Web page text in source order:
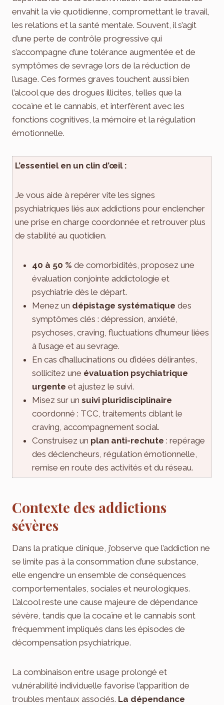
envahit la vie quotidienne, compromettant le travail,
les relations et la santé mentale. Souvent, il s’agit
d’une perte de contrôle progressive qui
s’accompagne d’une tolérance augmentée et de
symptômes de sevrage lors de la réduction de
l’usage. Ces formes graves touchent aussi bien
l’alcool que des drogues illicites, telles que la
cocaïne et le cannabis, et interfèrent avec les
fonctions cognitives, la mémoire et la régulation
émotionnelle.
L’essentiel en un clin d’œil :
Je vous aide à repérer vite les signes
psychiatriques liés aux addictions pour enclencher
une prise en charge coordonnée et retrouver plus
de stabilité au quotidien.
40 à 50 % de comorbidités, proposez une
évaluation conjointe addictologie et
psychiatrie dès le départ.
Menez un dépistage systématique des
symptômes clés : dépression, anxiété,
psychoses, craving, fluctuations d’humeur liées
à l’usage et au sevrage.
En cas d’hallucinations ou d’idées délirantes,
sollicitez une évaluation psychiatrique
urgente et ajustez le suivi.
Misez sur un suivi pluridisciplinaire
coordonné : TCC, traitements ciblant le
craving, accompagnement social.
Construisez un plan anti-rechute : repérage
des déclencheurs, régulation émotionnelle,
remise en route des activités et du réseau.
Contexte des addictions
sévères
Dans la pratique clinique, j’observe que l’addiction ne
se limite pas à la consommation d’une substance,
elle engendre un ensemble de conséquences
comportementales, sociales et neurologiques.
L’alcool reste une cause majeure de dépendance
sévère, tandis que la cocaïne et le cannabis sont
fréquemment impliqués dans les épisodes de
décompensation psychiatrique.
La combinaison entre usage prolongé et
vulnérabilité individuelle favorise l’apparition de
troubles mentaux associés. La dépendance